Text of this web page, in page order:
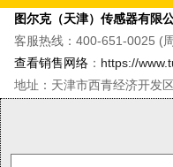
图尔克（天津）传感器有限
客服热线：400-651-0025 (
查看销售网络 ： https://
地址：天津市西青经济开发